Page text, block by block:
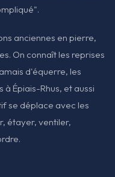
anciennes en pierre,
On connaît les reprises
d'équerre, les
à Épiais-Rhus, et aussi
se déplace avec les
étayer, ventiler,